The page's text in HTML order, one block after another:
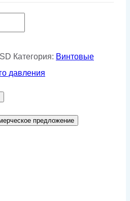
Категория: Винтовые
давления
предложение